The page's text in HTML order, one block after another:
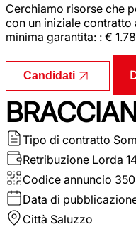
Cerchiamo risorse che
con un iniziale
minima garantita: : €
Candidati
Tipo di contratto
Retribuzione Lorda
Codice annuncio
Data di
Città Saluzzo